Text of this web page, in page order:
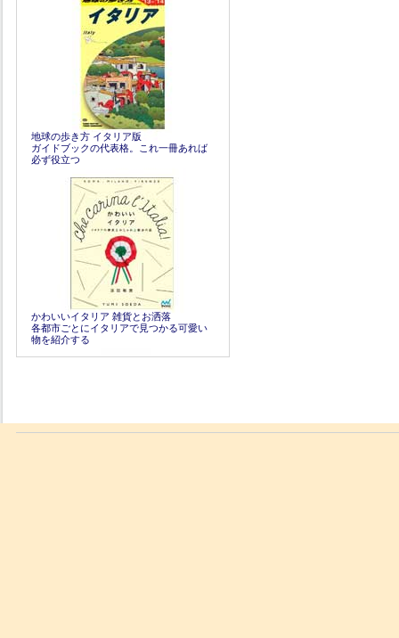
地球の歩き方 イタリア版
ガイドブックの代表格。これ一冊あれば
必ず役立つ
かわいいイタリア 雑貨とお洒落
各都市ごとにイタリアで見つかる可愛い
物を紹介する